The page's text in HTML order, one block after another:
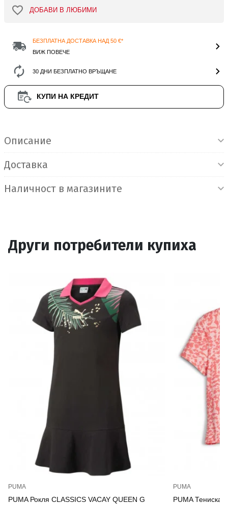
ДОБАВИ В ЛЮБИМИ
БЕЗПЛАТНА ДОСТАВКА НАД 50 €*
ВИЖ ПОВЕЧЕ
30 ДНИ БЕЗПЛАТНО ВРЪЩАНЕ
КУПИ НА КРЕДИТ
Описание
Доставка
Наличност в магазините
Други потребители купиха
PUMA
PUMA Рокля CLASSICS VACAY QUEEN G
PUMA
PUMA Тениска